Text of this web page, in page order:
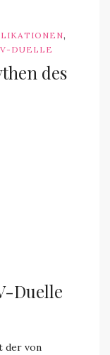
,
DUELLE
des
Duelle
der von